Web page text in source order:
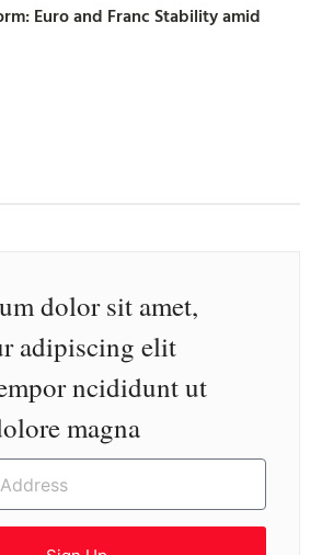
Euro and Franc Stability amid
dolor sit amet,
adipiscing elit
ncididunt ut
magna